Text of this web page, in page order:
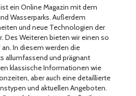
ein Online Magazin mit dem
Wasserparks. Außerdem
und neue Technologien der
Des Weiteren bieten wir einen so
an. In diesem werden die
allumfassend und prägnant
klassische Informationen wie
aber auch eine detaillierte
und aktuellen Angeboten.